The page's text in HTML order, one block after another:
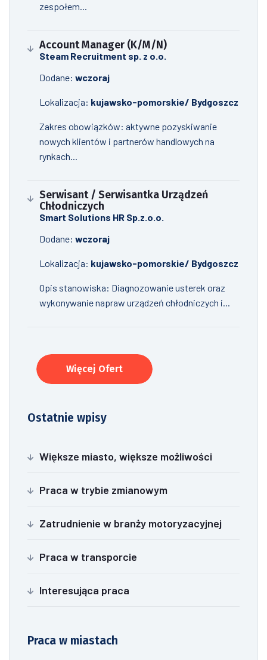
zespołem...
Account Manager (K/M/N)
Steam Recruitment sp. z o.o.
Dodane: wczoraj
Lokalizacja: kujawsko-pomorskie/ Bydgoszcz
Zakres obowiązków: aktywne pozyskiwanie
nowych klientów i partnerów handlowych na
rynkach...
Serwisant / Serwisantka Urządzeń
Chłodniczych
Smart Solutions HR Sp.z.o.o.
Dodane: wczoraj
Lokalizacja: kujawsko-pomorskie/ Bydgoszcz
Opis stanowiska: Diagnozowanie usterek oraz
wykonywanie napraw urządzeń chłodniczych i...
Więcej Ofert
Ostatnie wpisy
Większe miasto, większe możliwości
Praca w trybie zmianowym
Zatrudnienie w branży motoryzacyjnej
Praca w transporcie
Interesująca praca
Praca w miastach